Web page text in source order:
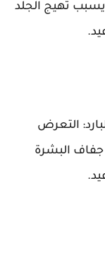
يسبب تهيج الجلد
التعرض
جفاف البشرة